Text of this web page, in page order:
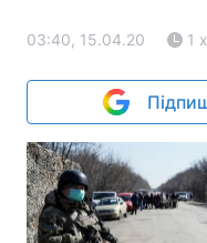
03:40, 15.04.20 1